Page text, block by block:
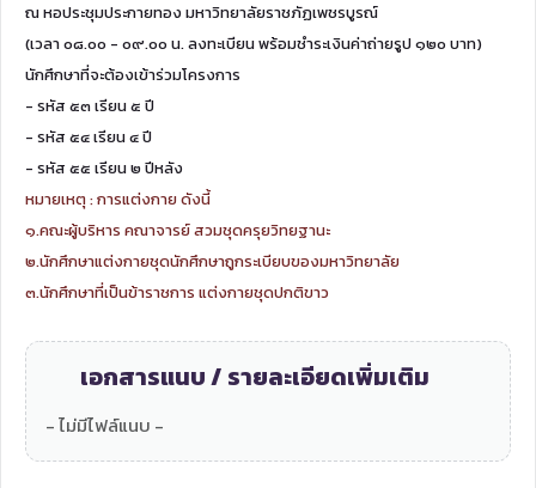
ณ หอประชุมประกายทอง มหาวิทยาลัยราชภัฏเพชรบูรณ์
(เวลา ๐๘.๐๐ - ๐๙.๐๐ น. ลงทะเบียน พร้อมชำระเงินค่าถ่ายรูป ๑๒๐ บาท)
นักศึกษาที่จะต้องเข้าร่วมโครงการ
- รหัส ๕๓ เรียน ๕ ปี
- รหัส ๕๔ เรียน ๔ ปี
- รหัส ๕๕ เรียน ๒ ปีหลัง
หมายเหตุ : การแต่งกาย ดังนี้
๑.คณะผู้บริหาร คณาจารย์ สวมชุดครุยวิทยฐานะ
๒.นักศึกษาแต่งกายชุดนักศึกษาถูกระเบียบของมหาวิทยาลัย
๓.นักศึกษาที่เป็นข้าราชการ แต่งกายชุดปกติขาว
เอกสารแนบ / รายละเอียดเพิ่มเติม
- ไม่มีไฟล์แนบ -